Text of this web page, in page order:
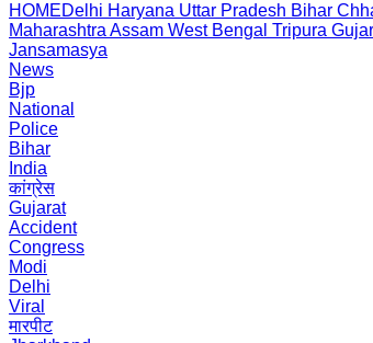
HOMEDelhi Haryana Uttar Pradesh Bihar
Maharashtra Assam West Bengal Tripura
Jansamasya
News
Bjp
National
Police
Bihar
India
कांग्रेस
Gujarat
Accident
Congress
Modi
Delhi
Viral
मारपीट